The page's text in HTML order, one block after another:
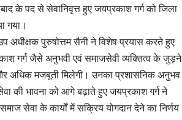
के पद से सेवानिवृत्त हुए जयप्रकाश गर्ग को जिला
गया।
अधीक्षक पुरुषोत्तम सैनी ने विशेष प्रयास करते हुए
गर्ग जैसे अनुभवी एवं समाजसेवी व्यक्तित्व के जुड़ने
अधिक मजबूती मिलेगी। उनका प्रशासनिक अनुभव
की भावना को आगे बढ़ाते हुए जयप्रकाश गर्ग ने
सेवा के कार्यों में सक्रिय योगदान देने का निर्णय